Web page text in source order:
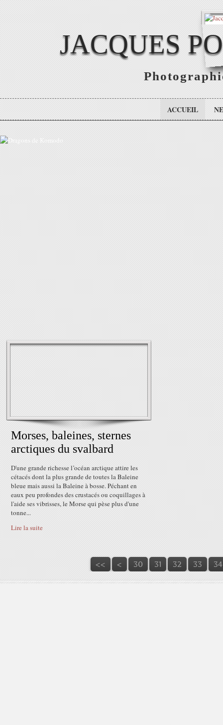
JACQUES
ACCUEIL
Morses, baleines, sternes
arctiques du svalbard
D'une grande richesse l’océan arctique attire les
cétacés dont la plus grande de toutes la Baleine
bleue mais aussi la Baleine à bosse. Péchant en
eaux peu profondes des crustacés ou coquillages à
l'aide ses vibrisses, le Morse qui pèse plus d'une
tonne...
Lire la suite
<< < 10
20
30 31 32 33 34